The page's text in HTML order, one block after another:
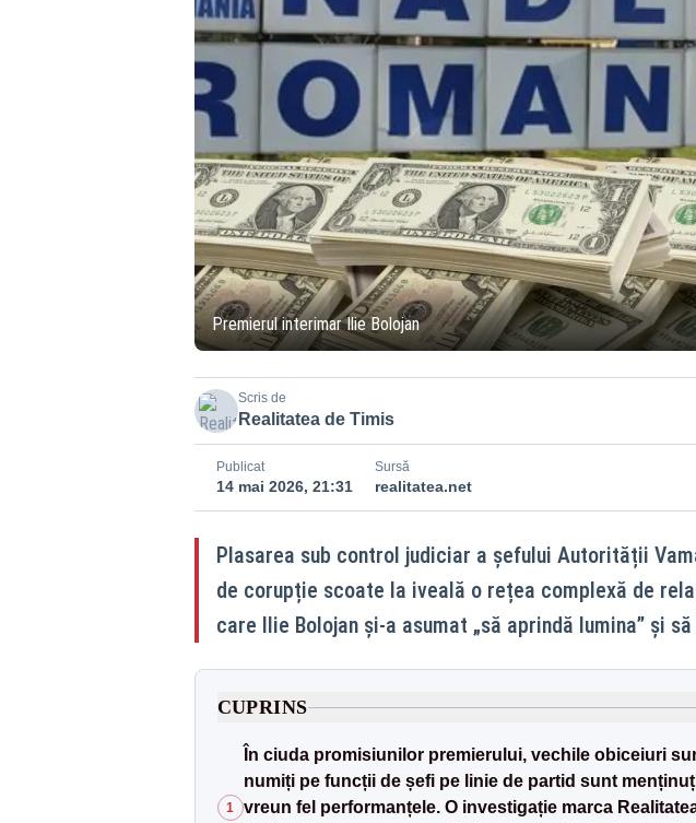
Premierul interimar Ilie Bolojan
Scris de
Realitatea de Timis
Publicat
14 mai 2026, 21:31
Sursă
realitatea.net
Plasarea sub control judiciar a șefului Autorității
de corupție scoate la iveală o rețea complexă de
care Ilie Bolojan și-a asumat „să aprindă lumina” și
CUPRINS
1
În ciuda promisiunilor premierului, vechile obiceiuri
numiți pe funcții de șefi pe linie de partid sunt
vreun fel performanțele. O investigație marca